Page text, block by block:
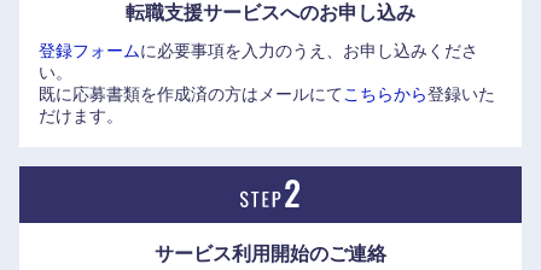
転職支援サービスへのお申し込み
登録フォームに必要事項を入力のうえ、お申し込みくださ
い。
既に応募書類を作成済の方はメールにてこちらから登録いた
だけます。
サービス利用開始のご連絡
近畿地方
滋賀県 京都府
大阪府 兵庫県